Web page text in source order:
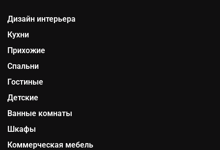
Дизайн интерьера
Кухни
Прихожие
Спальни
Гостиные
Детские
Ванные комнаты
Шкафы
Коммерческая мебель